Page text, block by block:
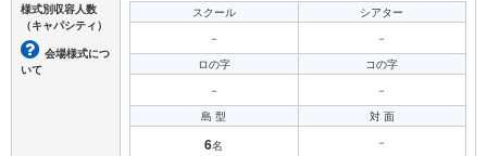
様式別収容人数
（キャパシティ）
会場様式につ
いて
スクール
－
シアター
－
ロの字
－
コの字
－
島 型
6名
対 面
－